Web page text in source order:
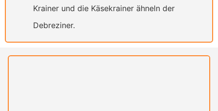
Krainer und die Käsekrainer ähneln der
Debreziner.